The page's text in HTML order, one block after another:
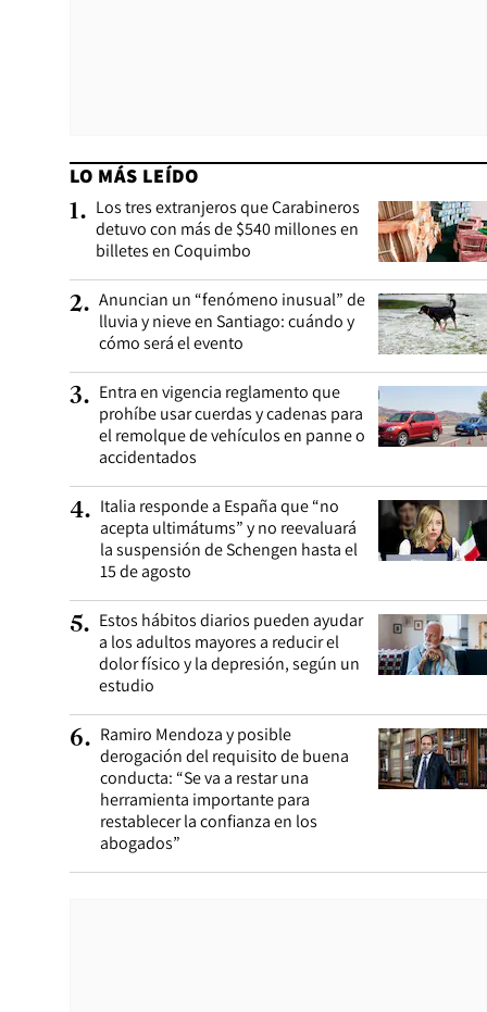
LO MÁS LEÍDO
1. Los tres extranjeros que Carabineros
detuvo con más de $540 millones en
billetes en Coquimbo
2. Anuncian un “fenómeno inusual” de
lluvia y nieve en Santiago: cuándo y
cómo será el evento
3. Entra en vigencia reglamento que
prohíbe usar cuerdas y cadenas para
el remolque de vehículos en panne o
accidentados
4. Italia responde a España que “no
acepta ultimátums” y no reevaluará
la suspensión de Schengen hasta el
15 de agosto
5. Estos hábitos diarios pueden ayudar
a los adultos mayores a reducir el
dolor físico y la depresión, según un
estudio
6. Ramiro Mendoza y posible
derogación del requisito de buena
conducta: “Se va a restar una
herramienta importante para
restablecer la confianza en los
abogados”